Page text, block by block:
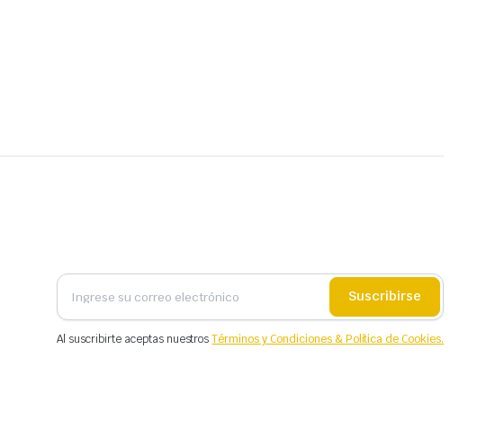
Suscribirse
Al suscribirte aceptas nuestrosTérminos y Condiciones & Política de Cookies.